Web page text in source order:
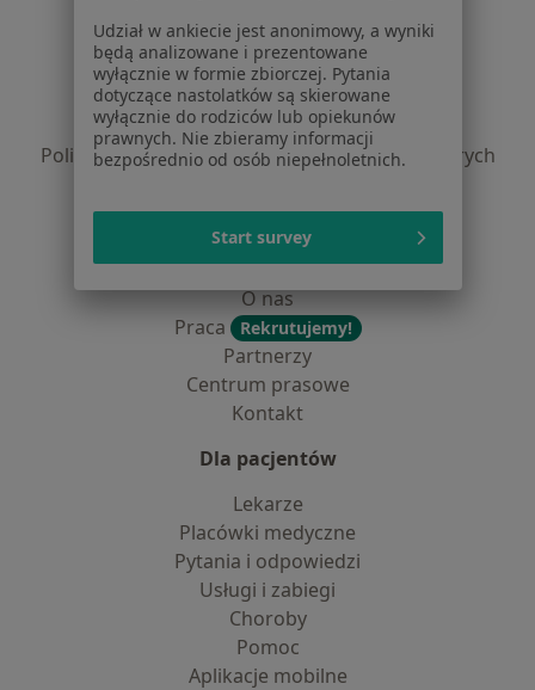
Serwis
Regulamin
Polityka prywatności pacjentów
Polityka prywatności profesjonalistów
Polityka prywatności dla profesjonalistów, których
Polityka cookies
Jak działają wyniki wyszukiwania
Dostępność
O nas
Praca
Rekrutujemy!
Partnerzy
Centrum prasowe
Kontakt
Dla pacjentów
Lekarze
Placówki medyczne
Pytania i odpowiedzi
Usługi i zabiegi
Choroby
Pomoc
Aplikacje mobilne
Udział w ankiecie jest anonimowy, a wyniki
będą analizowane i prezentowane
wyłącznie w formie zbiorczej. Pytania
dotyczące nastolatków są skierowane
wyłącznie do rodziców lub opiekunów
prawnych. Nie zbieramy informacji
bezpośrednio od osób niepełnoletnich.
Start survey